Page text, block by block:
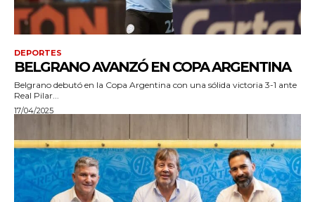
DEPORTES
BELGRANO AVANZÓ EN COPA ARGENTINA
Belgrano debutó en la Copa Argentina con una sólida victoria 3-1 ante
Real Pilar...
17/04/2025